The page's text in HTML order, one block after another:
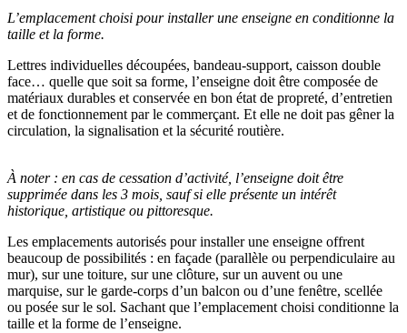
L’emplacement choisi pour installer une enseigne en conditionne la
taille et la forme.
Lettres individuelles découpées, bandeau-support, caisson double
face… quelle que soit sa forme, l’enseigne doit être composée de
matériaux durables et conservée en bon état de propreté, d’entretien
et de fonctionnement par le commerçant. Et elle ne doit pas gêner la
circulation, la signalisation et la sécurité routière.
À noter : en cas de cessation d’activité, l’enseigne doit être
supprimée dans les 3 mois, sauf si elle présente un intérêt
historique, artistique ou pittoresque.
Les emplacements autorisés pour installer une enseigne offrent
beaucoup de possibilités : en façade (parallèle ou perpendiculaire au
mur), sur une toiture, sur une clôture, sur un auvent ou une
marquise, sur le garde-corps d’un balcon ou d’une fenêtre, scellée
ou posée sur le sol. Sachant que l’emplacement choisi conditionne la
taille et la forme de l’enseigne.